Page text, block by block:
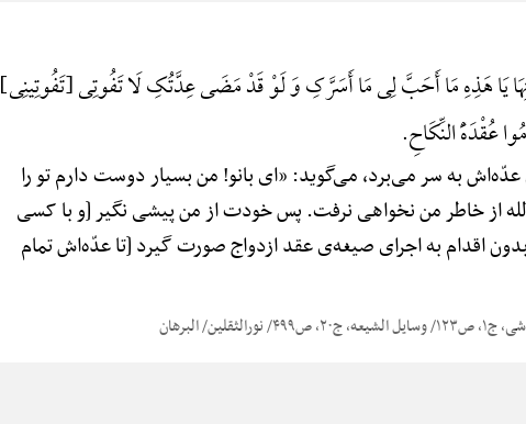
یَا هَذِهِ مَا أَحَبَّ لِی مَا أَسَرَّکِ وَ لَوْ قَدْ مَضَی عِدَّتُکِ لَا تَفُوتِی {تَفُوتِینِی}
عُقْدَهًَْ النِّکَاحِ.
به سر می‌برد، می‌گوید: «ای بانو! من بسیار دوست دارم تو را
از خاطر من نخواهی نرفت. پس خودت از من پیشی نگیر [و با کسی
بدون اقدام به اجرای صیغه‌ی عقد ازدواج صورت گیرد [تا عدّه‌اش تمام